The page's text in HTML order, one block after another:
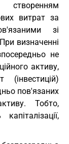
витрат за
зі
визначенні
не
активу,
пов'язаних
Тобто,